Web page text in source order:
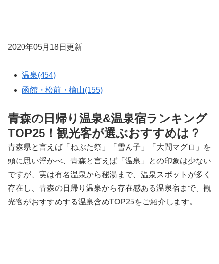
2020年05月18日更新
温泉(454)
函館・松前・檜山(155)
青森の日帰り温泉&温泉宿ランキング
TOP25！観光客が選ぶおすすめは？
青森県と言えば「ねぶた祭」「雪ん子」「大間マグロ」を
頭に思い浮かべ、青森と言えば「温泉」との印象は少ない
ですが、実は有名温泉から秘湯まで、温泉スポットが多く
存在し、青森の日帰り温泉から存在感ある温泉宿まで、観
光客がおすすめする温泉含めTOP25をご紹介します。